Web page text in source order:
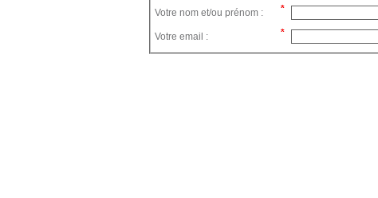
Votre nom et/ou prénom :
Votre email :